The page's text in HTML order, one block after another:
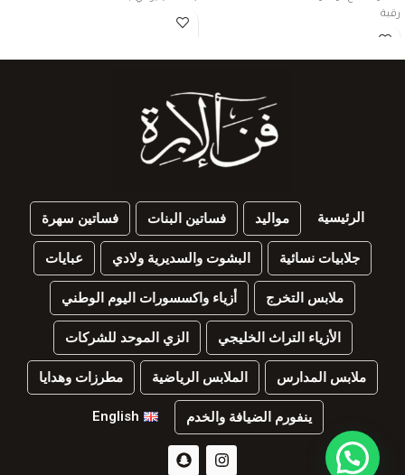
رقبة
الرئيسية مواليد فساتين البنات فساتين سهرة
جلابيات نسائية البشوت والسديرية ولادي عبايات
ملابس التخرج أزياء واكسسورات اليوم الوطني
الأزياء التراث الخليجي الزي الموحد للشركات
ملابس المدارس الملابس الرياضية مطرزات وهدايا
ينفورم الضيافة والخدم English